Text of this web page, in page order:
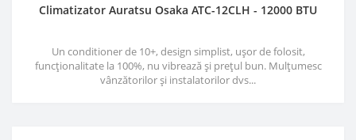
Climatizator Auratsu Osaka ATC-12CLH - 12000 BTU
Un conditioner de 10+, design simplist, ușor de folosit,
funcționalitate la 100%, nu vibrează și prețul bun. Mulțumesc
vânzătorilor și instalatorilor dvs...